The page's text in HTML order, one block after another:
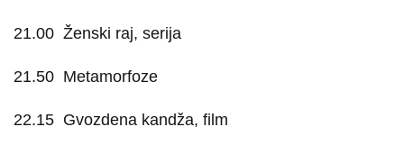
21.00 Ženski raj, serija
21.50 Metamorfoze
22.15 Gvozdena kandža, film